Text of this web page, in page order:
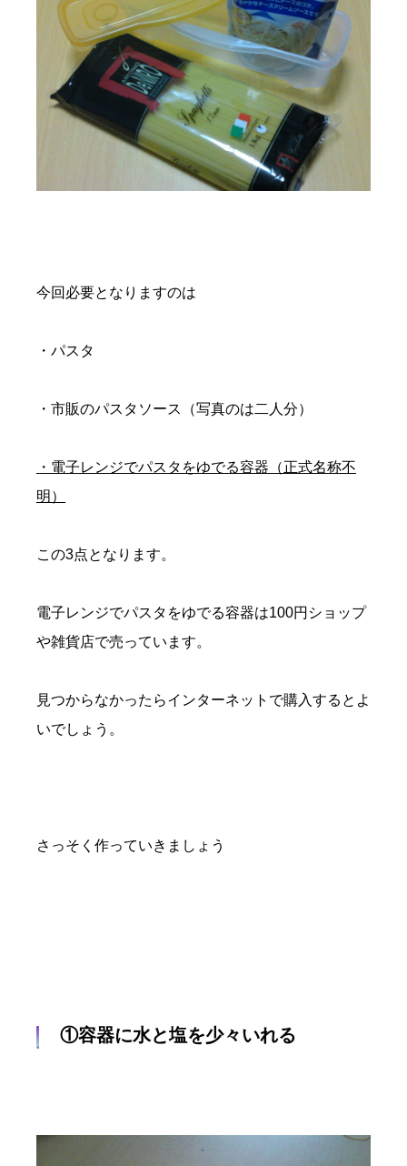
今回必要となりますのは
・パスタ
・市販のパスタソース（写真のは二人分）
・電子レンジでパスタをゆでる容器（正式名称不
明）
この3点となります。
電子レンジでパスタをゆでる容器は100円ショップ
や雑貨店で売っています。
見つからなかったらインターネットで購入するとよ
いでしょう。
さっそく作っていきましょう
①容器に水と塩を少々いれる